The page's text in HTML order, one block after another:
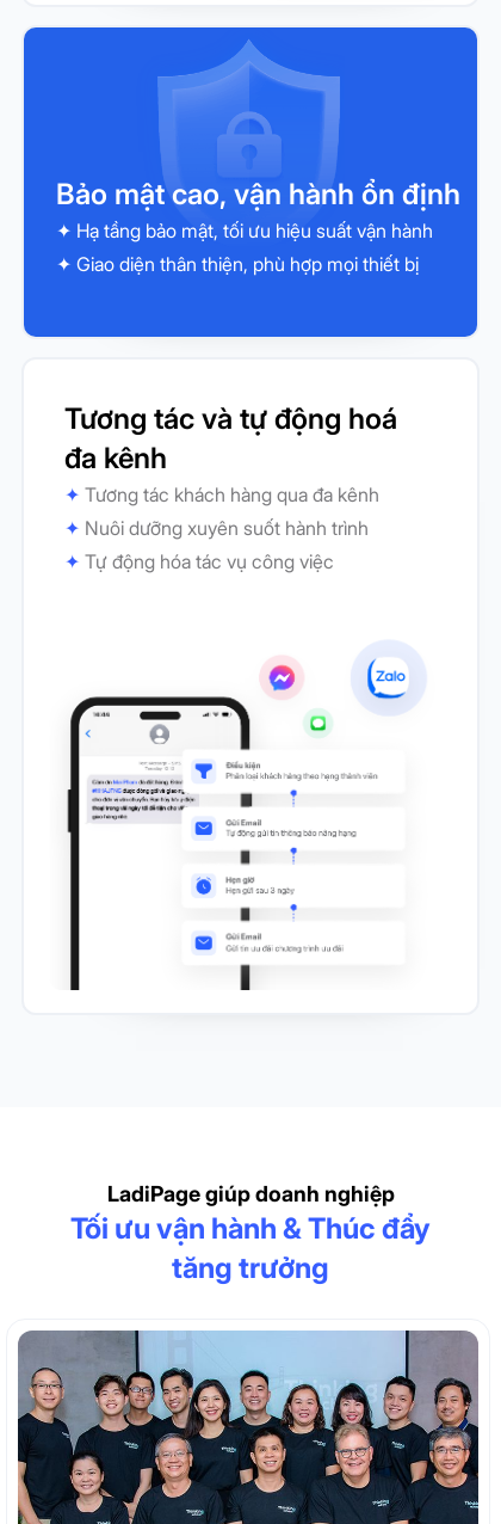
Bảo mật cao, vận hành ổn định
✦ Hạ tầng bảo mật, tối ưu hiệu suất vận hành
✦ Giao diện thân thiện, phù hợp mọi thiết bị
Tương tác và tự động hoá
đa kênh
✦ Tương tác khách hàng qua đa kênh
✦ Nuôi dưỡng xuyên suốt hành trình
✦ Tự động hóa tác vụ công việc
LadiPage giúp doanh nghiệp
Tối ưu vận hành & Thúc đẩy
tăng trưởng